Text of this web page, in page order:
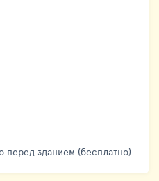
перед зданием (бесплатно)